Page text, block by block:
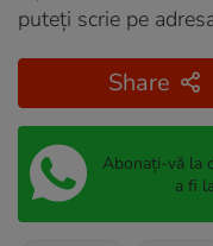
puteți scrie pe
Share
Abonați-vă la
a fi